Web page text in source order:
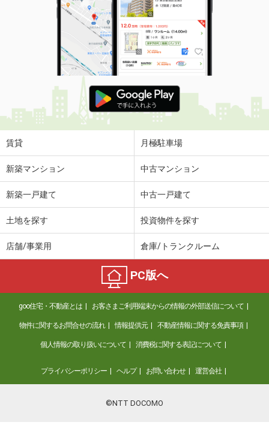
賃貸 月極駐車場
新築マンション 中古マンション
新築一戸建て 中古一戸建て
土地を探す 投資物件を探す
店舗/事業用 倉庫/トランクルーム
PC版へ
goo住宅・不動産とは お客さまご利用端末からの情報の外部送信について
物件に関するお問合せの流れ 情報提供元 不動産情報に関する免責事項
個人情報の取り扱いについて 消費税に関する表記について
プライバシーポリシー ヘルプ お問い合わせ 運営会社
©NTT DOCOMO